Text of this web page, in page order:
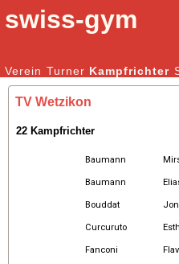
swiss-gym
Kunstturnen Männer |
Verein Turner Kampfrichter
TV Wetzikon
22 Kampfrichter
Baumann
Baumann
Bouddat
Curcuruto
Fanconi